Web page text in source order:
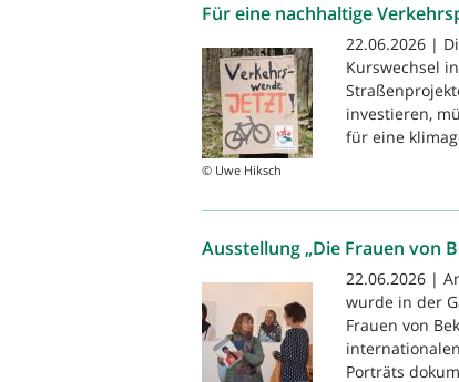
Für eine nachhaltige
© Uwe Hiksch
22.06.2026 |
Kurswechsel
investieren,
für eine
Ausstellung „Die Frauen von
22.06.2026 |
wurde in der
Frauen von
Porträts